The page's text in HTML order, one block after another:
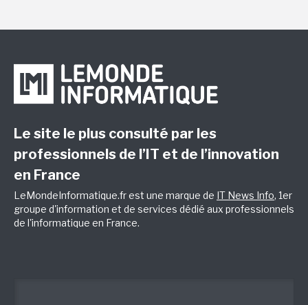
Le site le plus consulté par les
professionnels de l’IT et de l’innovation
en France
LeMondeInformatique.fr est une marque de IT News Info, 1er
groupe d'information et de services dédié aux professionnels
de l'informatique en France.